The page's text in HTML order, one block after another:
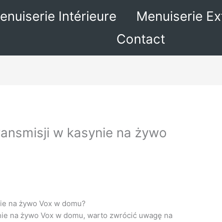
Intérieure Menuiserie
Contact
w kasynie na żywo
na żywo Vox w domu?
na żywo Vox w domu, warto zwrócić uwagę na